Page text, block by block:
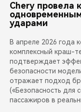
Chery провела
ударами
В апреле 2026 года
комплексный краш-
подтверждает
безопасности
отражает подход
(«Безопасность для
пассажиров в